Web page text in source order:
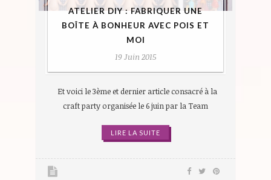
ATELIER DIY : FABRIQUER UNE
BOÎTE À BONHEUR AVEC POIS ET
MOI
19 Juin 2015
Et voici le 3ème et dernier article consacré à la
craft party organisée le 6 juin par la Team
LIRE LA SUITE